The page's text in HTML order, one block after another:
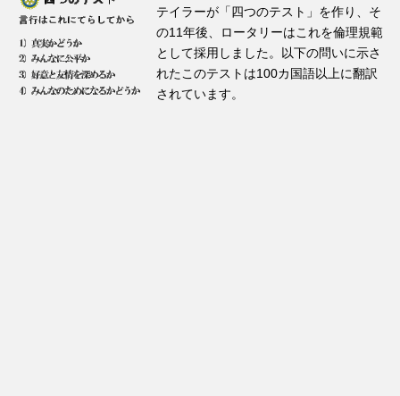
テイラーが「四つのテスト」を作り、そ
の11年後、ロータリーはこれを倫理規範
として採用しました。以下の問いに示さ
れたこのテストは100カ国語以上に翻訳
されています。